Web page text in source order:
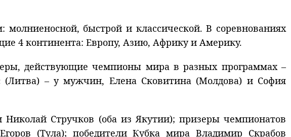
быстрой и классической. В соревнованиях
4 континента: Европу, Азию, Африку и Америку.
действующие чемпионы мира в разных программах –
(Литва) – у мужчин, Елена Сковитина (Молдова) и София
Стручков (оба из Якутии); призеры чемпионатов
(Тула); победители Кубка мира Владимир Скрабов